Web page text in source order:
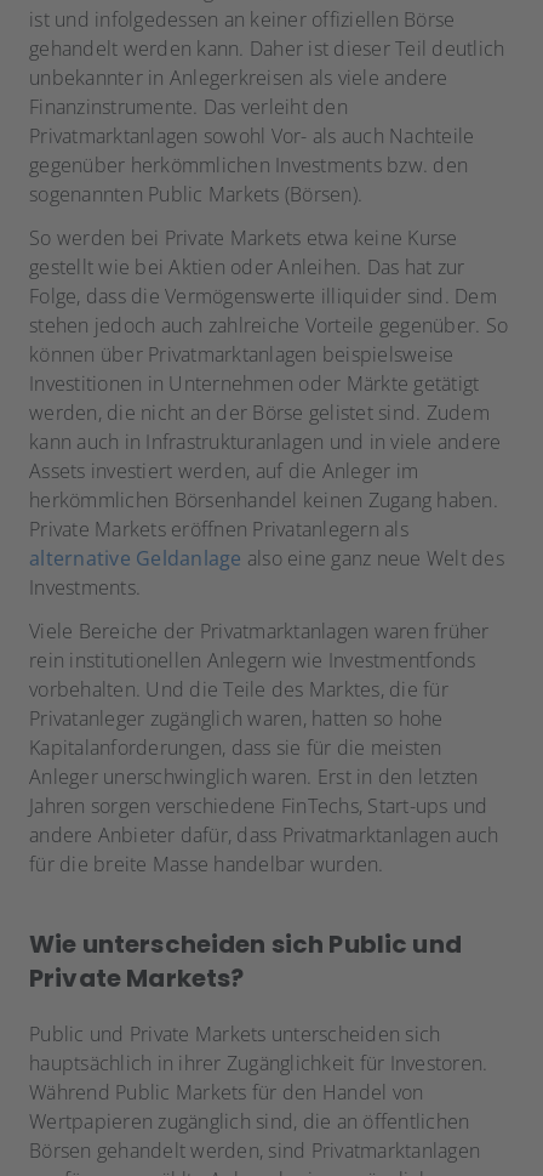
ist und infolgedessen an keiner offiziellen Börse
gehandelt werden kann. Daher ist dieser Teil deutlich
unbekannter in Anlegerkreisen als viele andere
Finanzinstrumente. Das verleiht den
Privatmarktanlagen sowohl Vor- als auch Nachteile
gegenüber herkömmlichen Investments bzw. den
sogenannten Public Markets (Börsen).
So werden bei Private Markets etwa keine Kurse
gestellt wie bei Aktien oder Anleihen. Das hat zur
Folge, dass die Vermögenswerte illiquider sind. Dem
stehen jedoch auch zahlreiche Vorteile gegenüber. So
können über Privatmarktanlagen beispielsweise
Investitionen in Unternehmen oder Märkte getätigt
werden, die nicht an der Börse gelistet sind. Zudem
kann auch in Infrastrukturanlagen und in viele andere
Assets investiert werden, auf die Anleger im
herkömmlichen Börsenhandel keinen Zugang haben.
Private Markets eröffnen Privatanlegern als
alternative Geldanlage also eine ganz neue Welt des
Investments.
Viele Bereiche der Privatmarktanlagen waren früher
rein institutionellen Anlegern wie Investmentfonds
vorbehalten. Und die Teile des Marktes, die für
Privatanleger zugänglich waren, hatten so hohe
Kapitalanforderungen, dass sie für die meisten
Anleger unerschwinglich waren. Erst in den letzten
Jahren sorgen verschiedene FinTechs, Start-ups und
andere Anbieter dafür, dass Privatmarktanlagen auch
für die breite Masse handelbar wurden.
Wie unterscheiden sich Public und
Private Markets?
Public und Private Markets unterscheiden sich
hauptsächlich in ihrer Zugänglichkeit für Investoren.
Während Public Markets für den Handel von
Wertpapieren zugänglich sind, die an öffentlichen
Börsen gehandelt werden, sind Privatmarktanlagen